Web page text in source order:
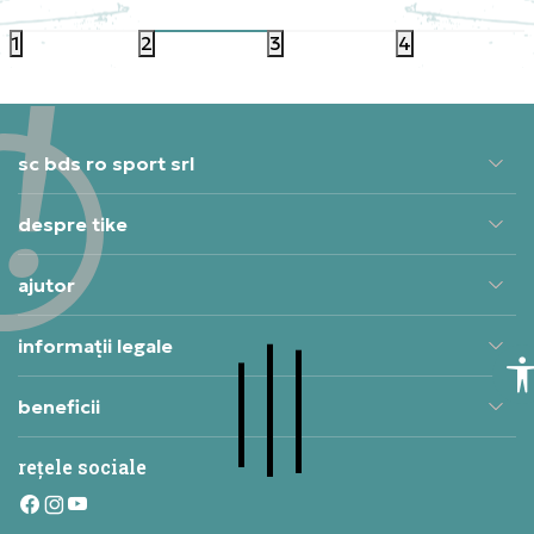
1 2 3 4
sc bds ro sport srl
despre tike
ajutor
informații legale
beneficii
rețele sociale